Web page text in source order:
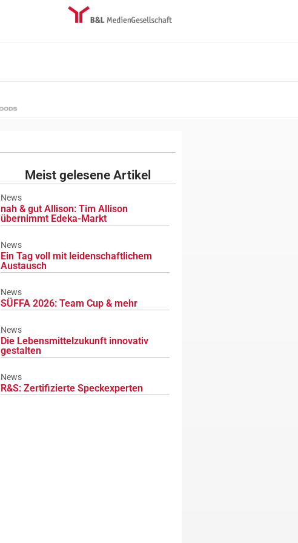
Meist gelesene Artikel
News
nah & gut Allison: Tim Allison
übernimmt Edeka-Markt
News
Ein Tag voll mit leidenschaftlichem
Austausch
News
SÜFFA 2026: Team Cup & mehr
News
Die Lebensmittelzukunft innovativ
gestalten
News
R&S: Zertifizierte Speckexperten